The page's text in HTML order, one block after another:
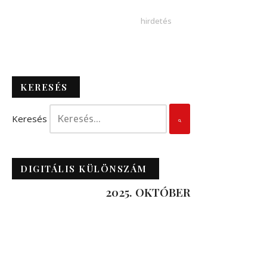
KERESÉS
Keresés
DIGITÁLIS KÜLÖNSZÁM
2025. OKTÓBER